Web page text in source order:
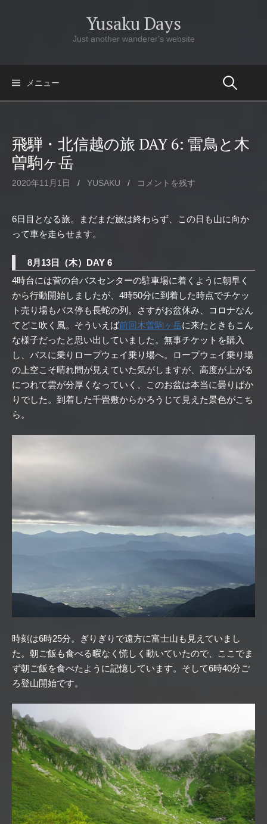
Yusaku Days
Just another wanderer's website
メニュー
飛騨・北信越の旅 DAY 6: 雷鳥と木
曽駒ヶ岳
2020年11月1日 / YUSAKU / コメントを残す
6日目となる旅。まだまだ旅は終わらず、この日も山に向か
って車を走らせます。
8月13日（木）DAY 6
4時台には菅の台バスセンターの駐車場に着くように朝早く
から行動開始しましたが、4時50分に到着した時点でチケッ
ト売り場もバス停も長蛇の列。さすがお盆休み、コロナなん
てどこ吹く風。そういえば前回木曽駒ヶ岳に来たときもこん
な様子だったと思い出していました。無事チケットを購入
し、バスに乗りロープウェイ乗り場へ。ロープウェイ乗り場
の上空こそ晴れ間が見えていた気がしますが、高度が上がる
につれて雲が分厚くなっていく。このお盆は本当に曇りばか
りでした。到着した千畳敷からかろうじて見えた景色がこち
ら。
時刻は6時25分。ぎりぎりで遠方に富士山も見えていまし
た。朝ご飯も食べる暇なく慌しく動いていたので、ここでま
ず朝ご飯を食べたように記憶しています。そして6時40分ご
ろ登山開始です。